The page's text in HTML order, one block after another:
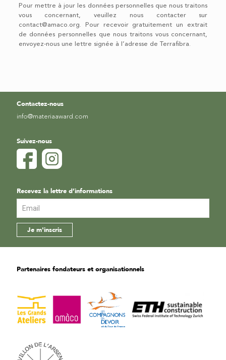
Pour mettre à jour les données personnelles que nous traitons
vous concernant, veuillez nous contacter sur
contact@amaco.org. Pour recevoir gratuitement un extrait
de données personnelles que nous traitons vous concernant,
envoyez-nous une lettre signée à l’adresse de Terrafibra.
Contactez-nous
info@materiaaward.com
Suivez-nous
Recevez la lettre d’informations
Partenaires fondateurs et organisationnels